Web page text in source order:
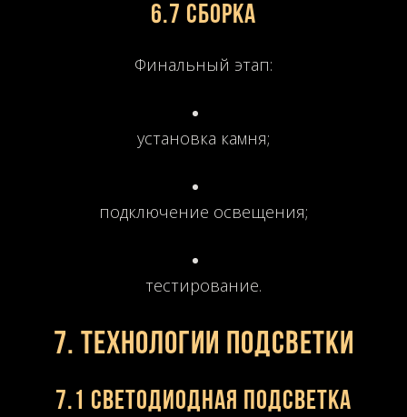
6.7 Сборка
Финальный этап:
установка камня;
подключение освещения;
тестирование.
7. Технологии подсветки
7.1 Светодиодная подсветка